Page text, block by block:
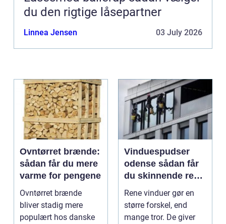
du den rigtige låsepartner
Linnea Jensen 03 July 2026
Ovntørret brænde:
sådan får du mere
varme for pengene
Ovntørret brænde
bliver stadig mere
populært hos danske
Vinduespudser
odense sådan får
du skinnende rene
ruder året rundt
Rene vinduer gør en
større forskel, end
mange tror. De giver